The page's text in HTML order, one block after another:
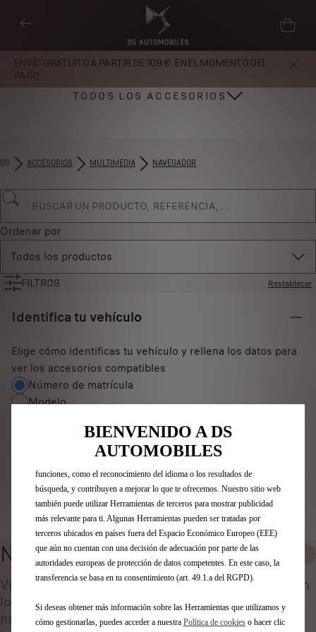
ENVÍO GRATUITO A PARTIR DE 109 €. EN EL MOMENTO DEL
PAGO.
TODOS LOS ACCESORIOS
DS ACCESORIOS MULTIMEDIA NAVEGADOR
Ordenar por
Todos los productos
FILTROS Restablecer
Identifica tu vehículo
Elige cómo identificas tu vehículo y rellena los datos para
ver los accesorios compatibles
Número de matrícula
Modelo
Número de matrícula*
Identificar vehículo
NAVEGADOR
Viajar por caminos desconocidos es más fácil con
los sistemas de navegación. Los sistemas de
navegación no sólo le proporcionarán las
BIENVENIDO A DS
AUTOMOBILES
Utilizamos cookies y/u otras herramientas de seguimiento (las
posible en nuestro sitio web. Estas nos permiten ofrecer funcionalidades
básicas como la seguridad, la gestión de la red y la accesibilidad.Las
Herramientas mejoran la usabilidad y el rendimiento mediante diversas
funciones, como el reconocimiento del idioma o los resultados de
búsqueda, y contribuyen a mejorar lo que te ofrecemos. Nuestro sitio web
también puede utilizar Herramientas de terceros para mostrar publicidad
más relevante para ti. Algunas Herramientas pueden ser tratadas por
terceros ubicados en países fuera del Espacio Económico Europeo (EEE)
que aún no cuentan con una decisión de adecuación por parte de las
autoridades europeas de protección de datos competentes. En este caso, la
transferencia se basa en tu consentimiento (art. 49.1.a del RGPD).
Si deseas obtener más información sobre las Herramientas que utilizamos y
cómo gestionarlas, puedes acceder a nuestra Política de cookies o hacer clic